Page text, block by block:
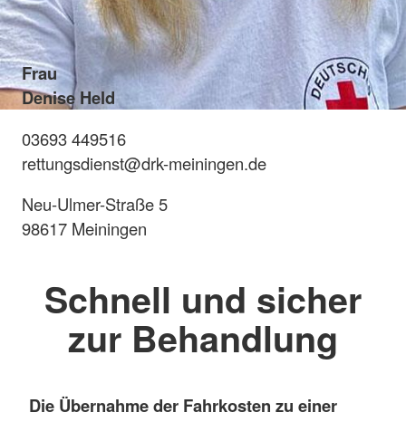
Frau
Denise Held
03693 449516
rettungsdienst@drk-meiningen.de
Neu-Ulmer-Straße 5
98617 Meiningen
Schnell und sicher
zur Behandlung
Die Übernahme der Fahrkosten zu einer